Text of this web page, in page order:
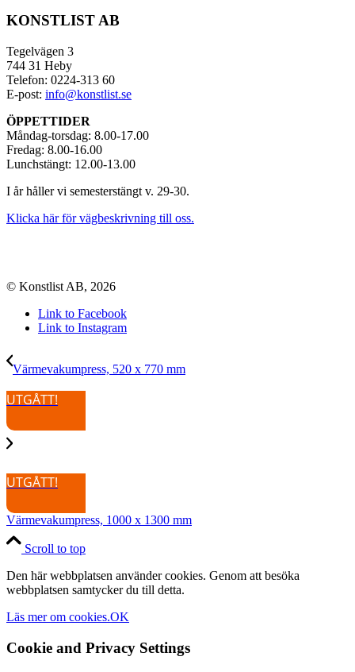
KONSTLIST AB
Tegelvägen 3
744 31 Heby
Telefon: 0224-313 60
E-post: info@konstlist.se
ÖPPETTIDER
Måndag-torsdag: 8.00-17.00
Fredag: 8.00-16.00
Lunchstängt: 12.00-13.00
I år håller vi semesterstängt v. 29-30.
Klicka här för vägbeskrivning till oss.
© Konstlist AB, 2026
Link to Facebook
Link to Instagram
Värmevakumpress, 520 x 770 mm
UTGÅTT!
UTGÅTT!
Värmevakumpress, 1000 x 1300 mm
Scroll to top
Den här webbplatsen använder cookies. Genom att besöka
webbplatsen samtycker du till detta.
Läs mer om cookies.OK
Cookie and Privacy Settings